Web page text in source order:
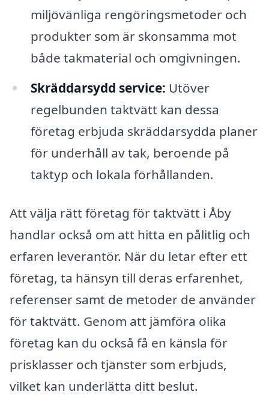
miljövänliga rengöringsmetoder och
produkter som är skonsamma mot
både takmaterial och omgivningen.
Skräddarsydd service: Utöver
regelbunden taktvätt kan dessa
företag erbjuda skräddarsydda planer
för underhåll av tak, beroende på
taktyp och lokala förhållanden.
Att välja rätt företag för taktvätt i Åby
handlar också om att hitta en pålitlig och
erfaren leverantör. När du letar efter ett
företag, ta hänsyn till deras erfarenhet,
referenser samt de metoder de använder
för taktvätt. Genom att jämföra olika
företag kan du också få en känsla för
prisklasser och tjänster som erbjuds,
vilket kan underlätta ditt beslut.